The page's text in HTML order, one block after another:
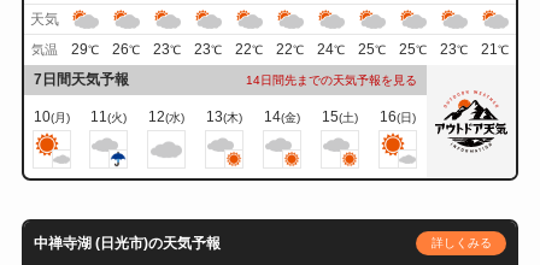
天気
気温 29℃ 26℃ 23℃ 23℃ 22℃ 22℃ 24℃ 25℃ 25℃ 23℃ 21℃
7日間天気予報 14日間先までの天気予報を見る
10(月) 11(火) 12(水) 13(木) 14(金) 15(土) 16(日)
中禅寺湖 (日光市)の天気予報 詳しくみる